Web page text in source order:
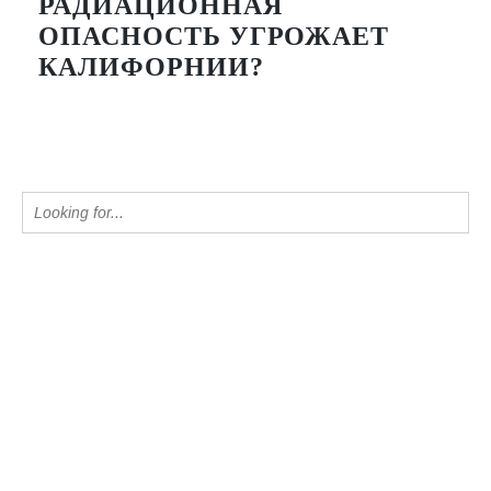
ОПАСНОСТЬ УГРОЖАЕТ
КАЛИФОРНИИ?